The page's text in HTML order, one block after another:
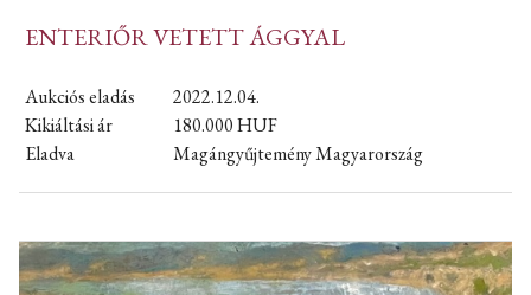
ENTERIŐR VETETT ÁGGYAL
Aukciós eladás
2022.12.04.
Kikiáltási ár
180.000HUF
Eladva
Magángyűjtemény Magyarország